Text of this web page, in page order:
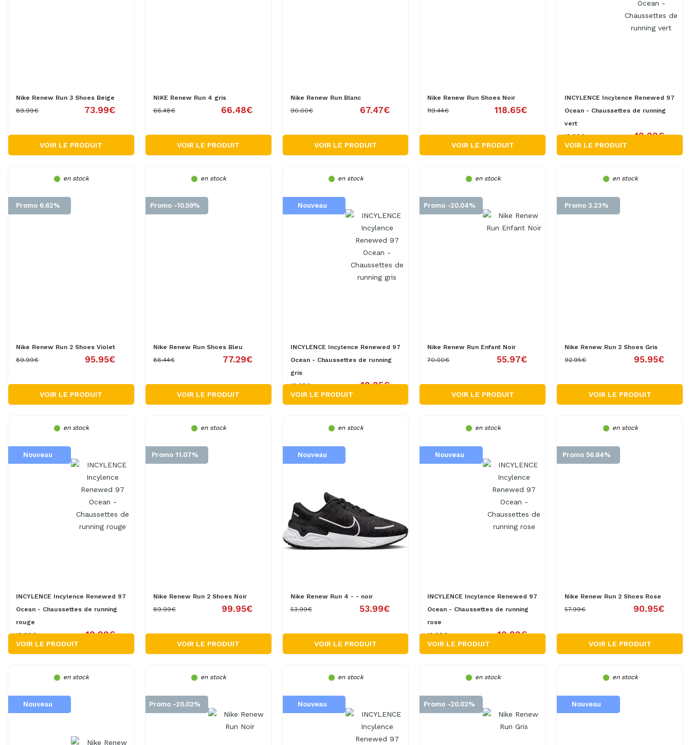
Nike Renew Run 3 Shoes Beige
73.99€
89.99€
VOIR LE PRODUIT
NIKE Renew Run 4 gris
66.48€
66.48€
VOIR LE PRODUIT
Nike Renew Run Blanc
67.47€
90.00€
VOIR LE PRODUIT
Nike Renew Run Shoes Noir
118.65€
119.44€
VOIR LE PRODUIT
INCYLENCE Incylence Renewed 97
Ocean - Chaussettes de running
vert
19.99€
19.99€
VOIR LE PRODUIT
en stock
Promo 6.62%
Nike Renew Run 2 Shoes Violet
95.95€
89.99€
VOIR LE PRODUIT
en stock
Promo -10.59%
Nike Renew Run Shoes Bleu
77.29€
86.44€
VOIR LE PRODUIT
en stock
Nouveau
INCYLENCE Incylence Renewed 97
Ocean - Chaussettes de running
gris
19.95€
19.95€
VOIR LE PRODUIT
en stock
Promo -20.04%
Nike Renew Run Enfant Noir
55.97€
70.00€
VOIR LE PRODUIT
en stock
Promo 3.23%
Nike Renew Run 2 Shoes Gris
95.95€
92.95€
VOIR LE PRODUIT
en stock
Nouveau
INCYLENCE Incylence Renewed 97
Ocean - Chaussettes de running
rouge
19.99€
19.99€
VOIR LE PRODUIT
en stock
Promo 11.07%
Nike Renew Run 2 Shoes Noir
99.95€
89.99€
VOIR LE PRODUIT
en stock
Nouveau
Nike Renew Run 4 - - noir
53.99€
53.99€
VOIR LE PRODUIT
en stock
Nouveau
INCYLENCE Incylence Renewed 97
Ocean - Chaussettes de running
rose
19.99€
19.99€
VOIR LE PRODUIT
en stock
Promo 56.84%
Nike Renew Run 2 Shoes Rose
90.95€
57.99€
VOIR LE PRODUIT
en stock
Nouveau
en stock
Promo -20.02%
en stock
Nouveau
en stock
Promo -20.02%
en stock
Nouveau